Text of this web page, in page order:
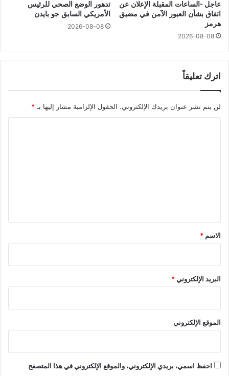
عاجل -الساعات المقبلة الإعلان عن
اتفاق بشأن العبور الآمن في مضيق
هرمز
2026-08-08
تدهور الوضع الصحي للرئيس
الأمريكي السابق جو بايدن
2026-08-08
اترك تعليقاً
لن يتم نشر عنوان بريدك الإلكتروني. الحقول الإلزامية مشار إليها بـ *
*
الاسم *
البريد الإلكتروني*
الموقع الإلكتروني
احفظ اسمي، بريدي الإلكتروني، والموقع الإلكتروني في هذا المتصفح